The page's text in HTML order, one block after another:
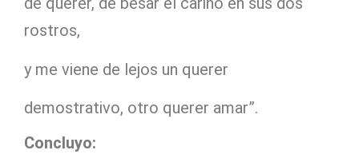
rostros,
y me viene de lejos un querer
demostrativo, otro querer amar”.
Concluyo: